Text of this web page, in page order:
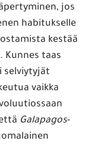
jos
habitukselle
kestää
Kunnes taas
selviytyjät
vaikka
Galapagos-